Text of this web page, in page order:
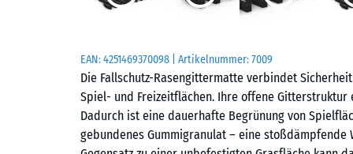
EAN:4251469370098 | Artikelnummer:7009
Die Fallschutz-Rasengittermatte verbindet
Spiel- und Freizeitflächen. Ihre offene
Dadurch ist eine dauerhafte Begrünung von
gebundenes Gummigranulat – eine stoßdämpfende